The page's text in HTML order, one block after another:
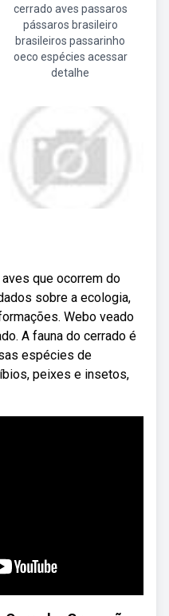
cerrado aves passaros
pássaros brasileiro
brasileiros passarinho
oeco espécies acessar
detalhe
que ocorrem do
sobre a ecologia,
Webo veado
A fauna do cerrado é
espécies de
peixes e insetos,